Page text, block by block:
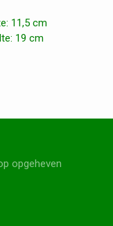
11,5 cm
19 cm
opgeheven